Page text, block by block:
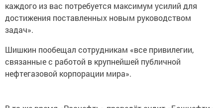
каждого из вас потребуется максимум усилий для
достижения поставленных новым руководством
задач».
Шишкин пообещал сотрудникам «все привилегии,
связанные с работой в крупнейшей публичной
нефтегазовой корпорации мира».